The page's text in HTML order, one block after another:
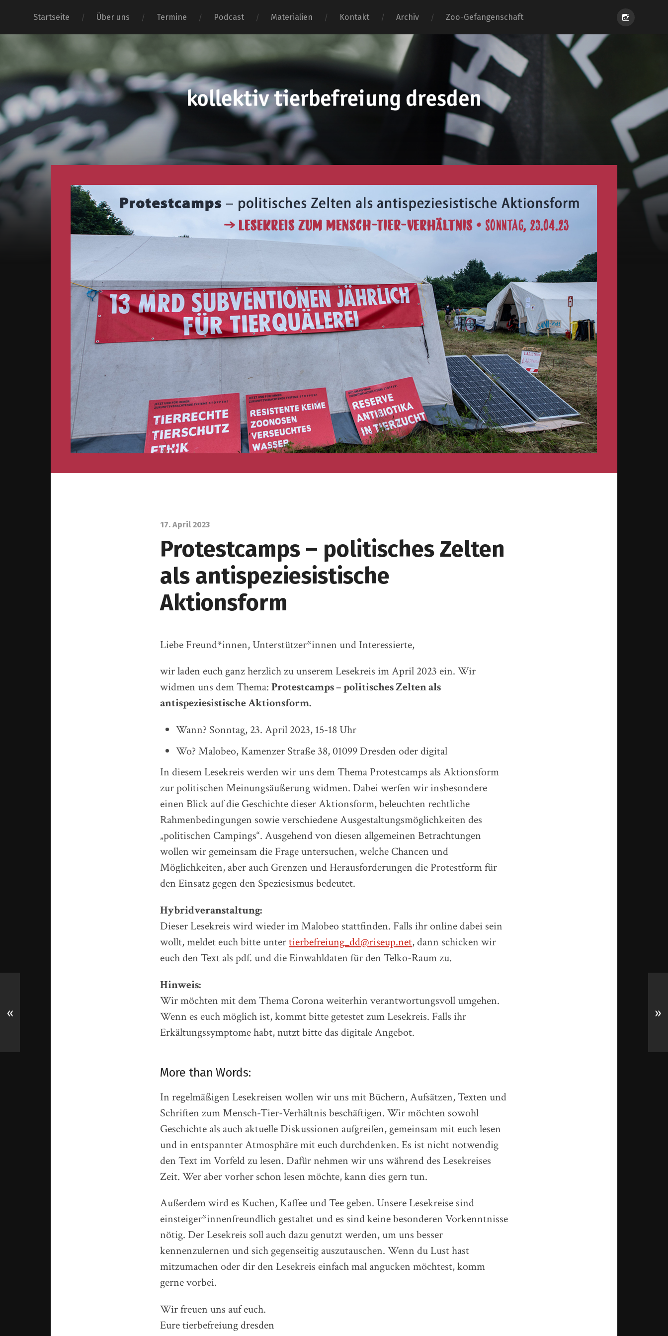
Startseite Über uns Termine Podcast Materialien Kontakt Archiv Zoo-Gefangenschaft Instagram
tierbefreiung
dresden
17. April 2023
Protestcamps – politisches Zelten
als antispeziesistische
Aktionsform
Liebe Freund*innen, Unterstützer*innen und Interessierte,
wir laden euch ganz herzlich zu unserem Lesekreis im April 2023 ein. Wir
widmen uns dem Thema: Protestcamps – politisches Zelten als
antispeziesistische Aktionsform.
Wann? Sonntag, 23. April 2023, 15-18 Uhr
Wo? Malobeo, Kamenzer Straße 38, 01099 Dresden oder digital
In diesem Lesekreis werden wir uns dem Thema Protestcamps als Aktionsform
zur politischen Meinungsäußerung widmen. Dabei werfen wir insbesondere
einen Blick auf die Geschichte dieser Aktionsform, beleuchten rechtliche
Rahmenbedingungen sowie verschiedene Ausgestaltungsmöglichkeiten des
„politischen Campings“. Ausgehend von diesen allgemeinen Betrachtungen
wollen wir gemeinsam die Frage untersuchen, welche Chancen und
Möglichkeiten, aber auch Grenzen und Herausforderungen die Protestform für
den Einsatz gegen den Speziesismus bedeutet.
Hybridveranstaltung:
Dieser Lesekreis wird wieder im Malobeo stattfinden. Falls ihr online dabei sein
wollt, meldet euch bitte untertierbefreiung_dd@riseup.net, dann schicken wir
euch den Text als pdf. und die Einwahldaten für den Telko-Raum zu.
Hinweis:
Wir möchten mit dem Thema Corona weiterhin verantwortungsvoll umgehen.
Wenn es euch möglich ist, kommt bitte getestet zum Lesekreis. Falls ihr
Erkältungssymptome habt, nutzt bitte das digitale Angebot.
More than Words:
In regelmäßigen Lesekreisen wollen wir uns mit Büchern, Aufsätzen, Texten und
Schriften zum Mensch-Tier-Verhältnis beschäftigen. Wir möchten sowohl
Geschichte als auch aktuelle Diskussionen aufgreifen, gemeinsam mit euch lesen
und in entspannter Atmosphäre mit euch durchdenken. Es ist nicht notwendig
den Text im Vorfeld zu lesen. Dafür nehmen wir uns während des Lesekreises
Zeit. Wer aber vorher schon lesen möchte, kann dies gern tun.
Außerdem wird es Kuchen, Kaffee und Tee geben. Unsere Lesekreise sind
einsteiger*innenfreundlich gestaltet und es sind keine besonderen Vorkenntnisse
nötig. Der Lesekreis soll auch dazu genutzt werden, um uns besser
kennenzulernen und sich gegenseitig auszutauschen. Wenn du Lust hast
mitzumachen oder dir den Lesekreis einfach mal angucken möchtest, komm
gerne vorbei.
Wir freuen uns auf euch.
Eure tierbefreiung dresden
« »